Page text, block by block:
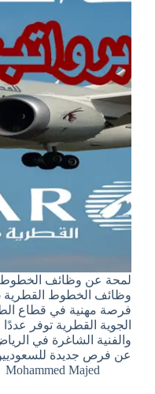
لمحة عن وظائف الخطوط
فرصة مهنية في قطاع
الجوية القطرية توفر
والفنية الشاغرة في
عن فرص جديدة
Mohammed Majed